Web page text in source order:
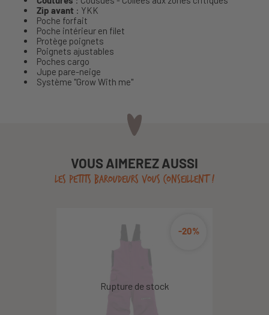
Zip avant : YKK
Poche forfait
Poche intérieur en filet
Protège poignets
Poignets ajustables
Poches cargo
Jupe pare-neige
Système "Grow With me"
VOUS AIMEREZ AUSSI
LES PETITS BAROUDEURS VOUS CONSEILLENT !
-20%